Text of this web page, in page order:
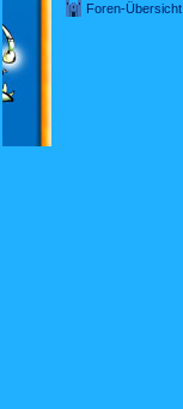
Foren-Übersicht